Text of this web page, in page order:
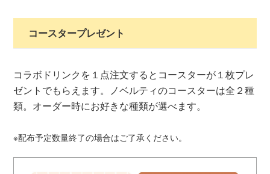
コースタープレゼント
コラボドリンクを１点注文するとコースターが１枚プレ
ゼントでもらえます。ノベルティのコースターは全２種
類。オーダー時にお好きな種類が選べます。
※配布予定数量終了の場合はご了承ください。